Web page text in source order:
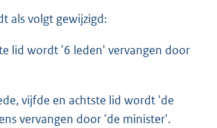
als volgt gewijzigd:
lid wordt '6 leden' vervangen door
vijfde en achtste lid wordt 'de
vervangen door 'de minister'.